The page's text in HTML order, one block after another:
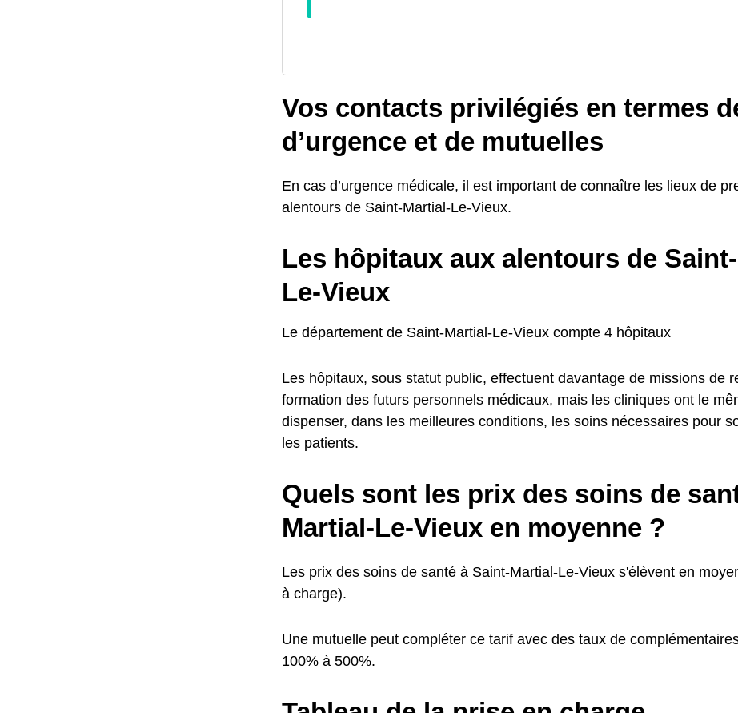
Vos contacts privilégiés en termes
d’urgence et de mutuelles
En cas d’urgence médicale, il est important de connaître les lieux de
alentours de Saint-Martial-Le-Vieux.
Les hôpitaux aux alentours de
Le-Vieux
Le département de Saint-Martial-Le-Vieux compte 4 hôpitaux
Les hôpitaux, sous statut public, effectuent davantage de missions de
formation des futurs personnels médicaux, mais les cliniques ont le
dispenser, dans les meilleures conditions, les soins nécessaires pour
les patients.
Quels sont les prix des soins de
Martial-Le-Vieux en moyenne ?
Les prix des soins de santé à Saint-Martial-Le-Vieux s'élèvent en
à charge).
Une mutuelle peut compléter ce tarif avec des taux de
100% à 500%.